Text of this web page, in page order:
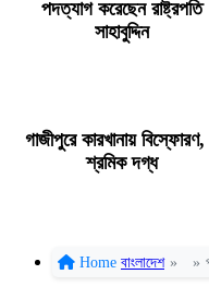
পদত্যাগ করেছেন রাষ্ট্রপতি
সাহাবুদ্দিন
গাজীপুরে কারখানায়
শ্রমিক দগ্ধ
Home বাংলাদেশ » »